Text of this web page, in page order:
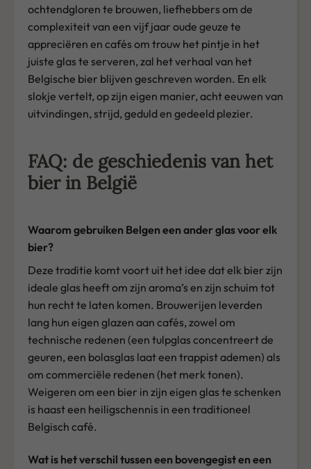
ochtendgloren te brouwen, liefhebbers om de
complexiteit van een vijf jaar oude geuze te
appreciëren en cafés om trouw het pintje in het
juiste glas te serveren, zal het verhaal van het
Belgische bier blijven geschreven worden. En elk
slokje vertelt, op zijn eigen manier, acht eeuwen van
uitvindingen, strijd, geduld en gedeeld plezier.
FAQ: de geschiedenis van het
bier in België
Waarom gebruiken Belgen een ander glas voor elk
bier?
Deze traditie komt voort uit het idee dat elk bier zijn
ideale glas heeft om zijn aroma’s en zijn schuim tot
hun recht te laten komen. Brouwerijen leverden
lang hun eigen glazen aan cafés, zowel om
technische redenen (een tulpglas concentreert de
geuren, een bolasglas laat een trappist ademen) als
om commerciële redenen (het merk tonen).
Weigeren om een bier in zijn eigen glas te schenken
is haast een heiligschennis in een traditioneel
Belgisch café.
Wat is het verschil tussen een bovengegist en een